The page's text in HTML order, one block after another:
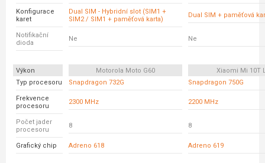
Konfigurace
karet
Dual SIM - Hybridní slot (SIM1 +
SIM2 / SIM1 + paměťová karta)
Dual SIM + paměťová
Notifikační
dioda
Ne Ne
Výkon Motorola Moto G60
Xiaomi Mi 10T
Typ procesoru
Snapdragon 732G Snapdragon 750G
Frekvence
procesoru
2300 MHz 2200 MHz
Počet jader
procesoru
8 8
Grafický chip Adreno 618 Adreno 619